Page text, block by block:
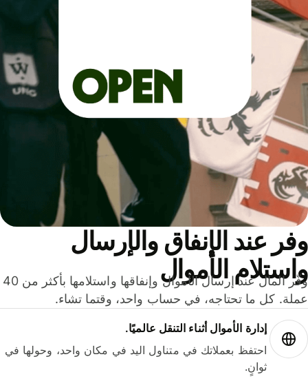
عند الإنفاق والإرسال
الأموال
وفّر المال عند إرسال الأموال وإنفاقها واستلامها بأكثر من 40
كل ما تحتاجه، في حساب واحد، وقتما تشاء.
إدارة الأموال أثناء التنقل عالميًا.
احتفظ بعملاتك في متناول اليد في مكان واحد، وحولها في
ثوانٍ.